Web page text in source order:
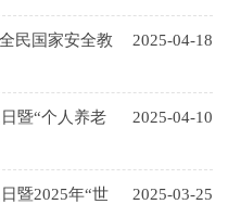
2025-04-18
民国家安全教
2025-04-10
暨“个人养老
2025-03-25
暨2025年“世